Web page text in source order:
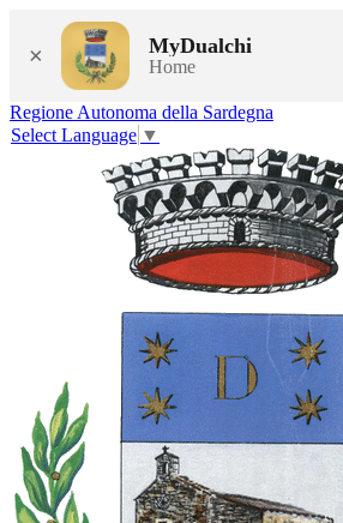
× MyDualchi
Home
Regione Autonoma della Sardegna
Select Language ▼